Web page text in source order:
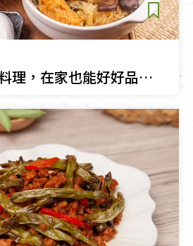
6款簡易臭豆腐料理，在家也能好好品味臭豆腐美味